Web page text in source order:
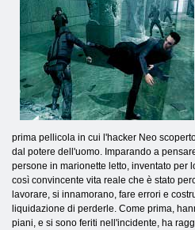
prima pellicola in cui l'hacker Neo
dal potere dell'uomo. Imparando a
persone in marionette letto, inventato per
così convincente vita reale che è stato
lavorare, si innamorano, fare errori e
liquidazione di perderle. Come prima,
piani, e si sono feriti nell'incidente, ha